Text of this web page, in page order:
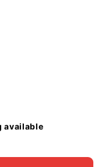
available